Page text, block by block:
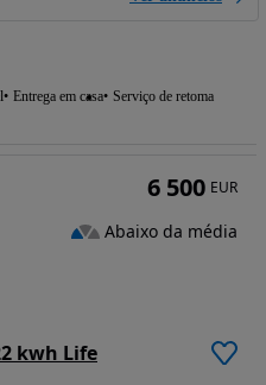
Entrega em casa Serviço de retoma
kwh Life
6 500 EUR
Abaixo da média